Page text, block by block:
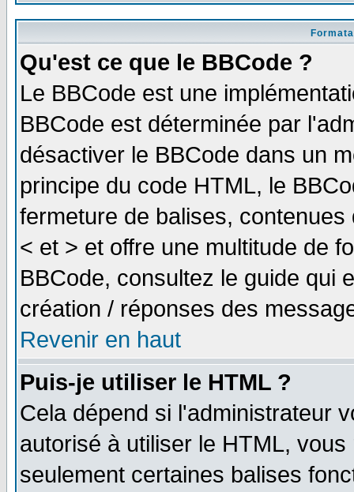
Qu'est ce que le BBCode ?
Le BBCode est une
BBCode est déterminée par
désactiver le BBCode dans un
principe du code HTML, le
fermeture de balises,
< et > et offre une multitude de
BBCode, consultez le guide qui
création / réponses des
Revenir en haut
Puis-je utiliser le HTML ?
Cela dépend si l'administrateur
autorisé à utiliser le HTML,
seulement certaines balises